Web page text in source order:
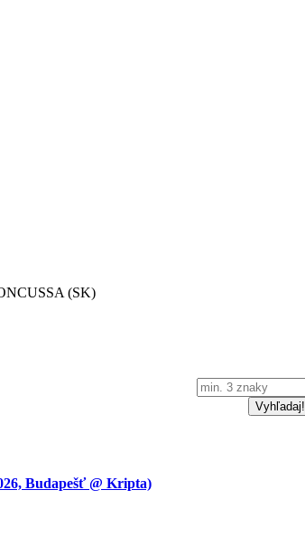
(SK)
Budapešť @ Kripta)